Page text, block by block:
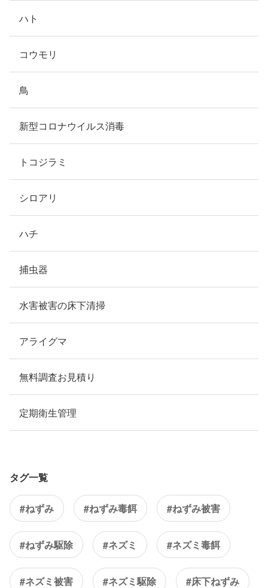
ハト
コウモリ
鳥
新型コロナウイルス消毒
トコジラミ
シロアリ
ハチ
捕虫器
水害被害の床下清掃
アライグマ
無料調査お見積り
定期衛生管理
タグ一覧
#ねずみ #ねずみ毒餌 #ねずみ被害
#ねずみ駆除 #ネズミ #ネズミ毒餌
#ネズミ被害 #ネズミ駆除 #床下ねずみ